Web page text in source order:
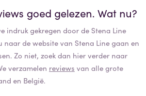
goed gelezen. Wat nu?
indruk gekregen door de Stena Line
naar de website van Stena Linegaan en
Zo niet, zoek dan hier verder naar
verzamelen reviews van alle grote
en België.